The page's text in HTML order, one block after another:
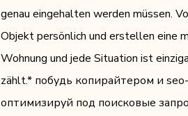
genau eingehalten werden müssen.
Objekt persönlich und erstellen eine
Wohnung und jede Situation ist
zählt.* побудь копирайтером и
оптимизируй под поисковые